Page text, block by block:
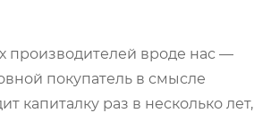
производителей вроде нас —
покупатель в смысле
капиталку раз в несколько лет,